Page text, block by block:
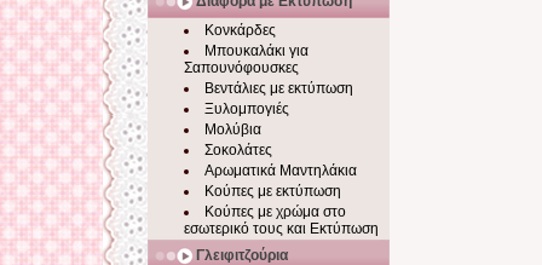
Κονκάρδες
Μπουκαλάκι για
Σαπουνόφουσκες
Βεντάλιες με εκτύπωση
Ξυλομπογιές
Μολύβια
Σοκολάτες
Αρωματικά Μαντηλάκια
Κούπες με εκτύπωση
Κούπες με χρώμα στο
εσωτερικό τους και Εκτύπωση
Γλειφιτζούρια